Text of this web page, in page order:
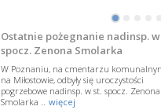
W przestrzeni publicznej po raz
pojawiły się wypowiedzi, które
w funkcjonariuszki i funkcjonariuszy
Policj .. więcej
Dodatkowe zarobkowanie
policjantów. NSZZP: obecne
•• • •
Ostatnie pożegnanie nadinsp. w
spocz. Zenona Smolarka
W Poznaniu, na cmentarzu
na Miłostowie, odbyły się uroczystości
pogrzebowe nadinsp. w st. spocz. Zenona
Smolarka .. więcej